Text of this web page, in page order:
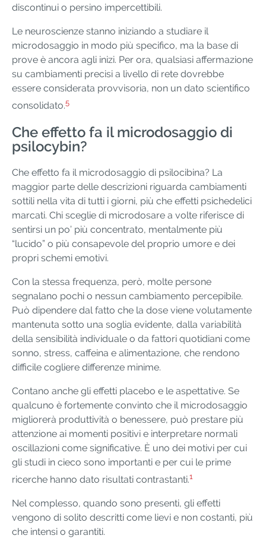
discontinui o persino impercettibili.
Le neuroscienze stanno iniziando a studiare il
microdosaggio in modo più specifico, ma la base di
prove è ancora agli inizi. Per ora, qualsiasi affermazione
su cambiamenti precisi a livello di rete dovrebbe
essere considerata provvisoria, non un dato scientifico
consolidato.5
Che effetto fa il microdosaggio di
psilocybin?
Che effetto fa il microdosaggio di psilocibina? La
maggior parte delle descrizioni riguarda cambiamenti
sottili nella vita di tutti i giorni, più che effetti psichedelici
marcati. Chi sceglie di microdosare a volte riferisce di
sentirsi un po’ più concentrato, mentalmente più
“lucido” o più consapevole del proprio umore e dei
propri schemi emotivi.
Con la stessa frequenza, però, molte persone
segnalano pochi o nessun cambiamento percepibile.
Può dipendere dal fatto che la dose viene volutamente
mantenuta sotto una soglia evidente, dalla variabilità
della sensibilità individuale o da fattori quotidiani come
sonno, stress, caffeina e alimentazione, che rendono
difficile cogliere differenze minime.
Contano anche gli effetti placebo e le aspettative. Se
qualcuno è fortemente convinto che il microdosaggio
migliorerà produttività o benessere, può prestare più
attenzione ai momenti positivi e interpretare normali
oscillazioni come significative. È uno dei motivi per cui
gli studi in cieco sono importanti e per cui le prime
ricerche hanno dato risultati contrastanti.1
Nel complesso, quando sono presenti, gli effetti
vengono di solito descritti come lievi e non costanti, più
che intensi o garantiti.